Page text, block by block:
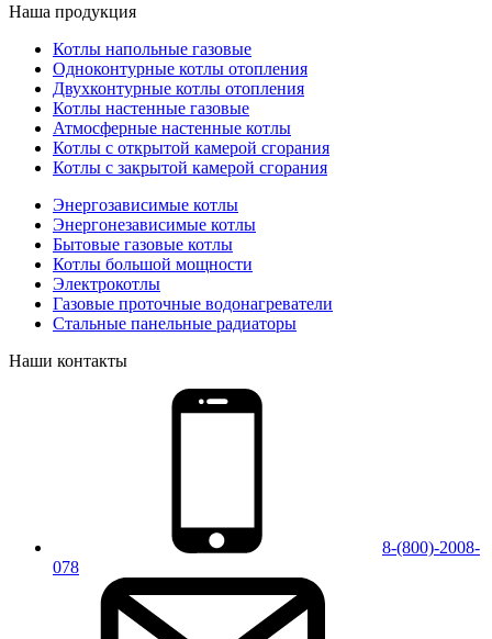
Наша продукция
Котлы напольные газовые
Одноконтурные котлы отопления
Двухконтурные котлы отопления
Котлы настенные газовые
Атмосферные настенные котлы
Котлы с открытой камерой сгорания
Котлы с закрытой камерой сгорания
Энергозависимые котлы
Энергонезависимые котлы
Бытовые газовые котлы
Котлы большой мощности
Электрокотлы
Газовые проточные водонагреватели
Стальные панельные радиаторы
Наши контакты
8-(800)-2008-
078